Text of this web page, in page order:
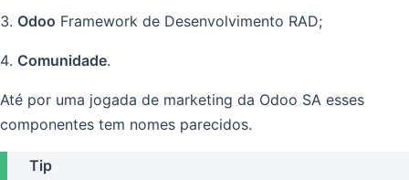
Odoo Framework de Desenvolvimento RAD;
Comunidade.
Até por uma jogada de marketing da Odoo SA esses
componentes tem nomes parecidos.
Tip